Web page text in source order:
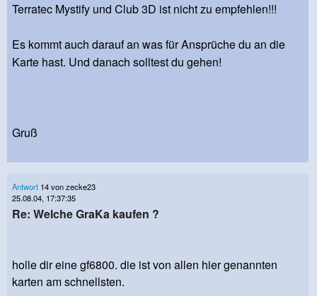
Terratec Mystify und Club 3D ist nicht zu empfehlen!!!
Es kommt auch darauf an was für Ansprüche du an die
Karte hast. Und danach solltest du gehen!
Gruß
Antwort 14 von zecke23
25.08.04, 17:37:35
Re: Welche GraKa kaufen ?
holle dir eine gf6800. die ist von allen hier genannten
karten am schnellsten.